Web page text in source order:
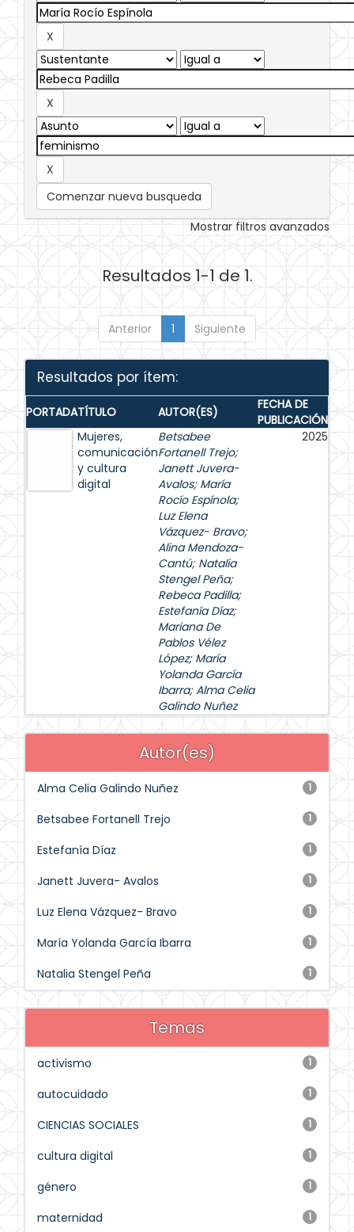
Comenzar nueva busqueda
Mostrar filtros avanzados
Resultados 1-1 de 1.
Anterior 1 Siguiente
Resultados por ítem:
PORTADATÍTULO AUTOR(ES)
FECHA DE
PUBLICACIÓN
Mujeres,
comunicación
y cultura
digital
Betsabee
Fortanell Trejo;
Janett Juvera-
Avalos; María
Rocío Espínola;
Luz Elena
Vázquez- Bravo;
Alina Mendoza-
Cantú; Natalia
Stengel Peña;
Rebeca Padilla;
Estefanía Díaz;
Mariana De
Pablos Vélez
López; María
Yolanda García
Ibarra;Alma Celia
Galindo Nuñez
2025
Autor(es)
1
Alma Celia Galindo Nuñez
1
Betsabee Fortanell Trejo
1
Estefanía Díaz
1
Janett Juvera- Avalos
1
Luz Elena Vázquez- Bravo
1
María Yolanda García Ibarra
1
Natalia Stengel Peña
Temas
1
activismo
1
autocuidado
1
CIENCIAS SOCIALES
1
cultura digital
1
género
1
maternidad